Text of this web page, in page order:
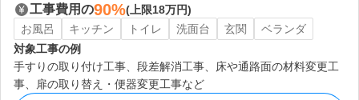
工事費用の90%(上限18万円)
お風呂
キッチン トイレ 洗面台 玄関
ベランダ
対象工事の例
手すりの取り付け工事、段差解消工事、床や通路面の材料変更工
事、扉の取り替え・便器変更工事など